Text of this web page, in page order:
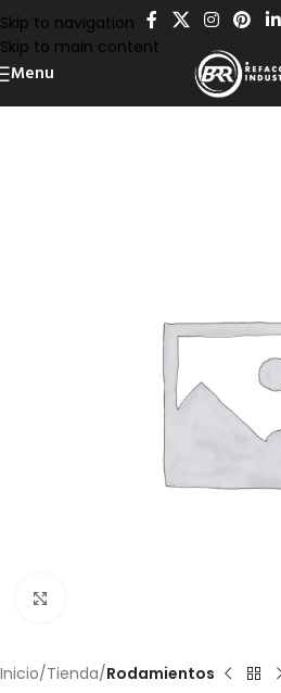
Skip to navigation
Skip to main content
Menu
Inicio Tienda Rodamientos